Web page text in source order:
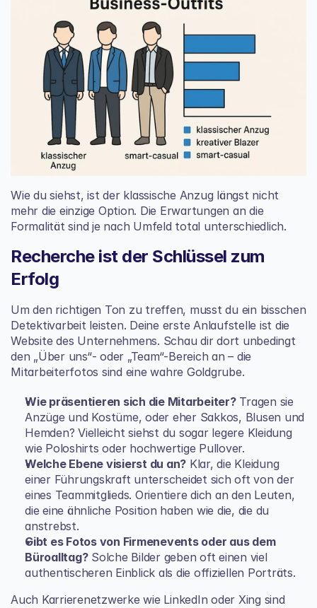
Wie du siehst, ist der klassische Anzug längst nicht
mehr die einzige Option. Die Erwartungen an die
Formalität sind je nach Umfeld total unterschiedlich.
Recherche ist der Schlüssel zum
Erfolg
Um den richtigen Ton zu treffen, musst du ein bisschen
Detektivarbeit leisten. Deine erste Anlaufstelle ist die
Website des Unternehmens. Schau dir dort unbedingt
den „Über uns“- oder „Team“-Bereich an – die
Mitarbeiterfotos sind eine wahre Goldgrube.
Wie präsentieren sich die Mitarbeiter? Tragen sie
Anzüge und Kostüme, oder eher Sakkos, Blusen und
Hemden? Vielleicht siehst du sogar legere Kleidung
wie Poloshirts oder hochwertige Pullover.
Welche Ebene visierst du an? Klar, die Kleidung
einer Führungskraft unterscheidet sich oft von der
eines Teammitglieds. Orientiere dich an den Leuten,
die eine ähnliche Position haben wie die, die du
anstrebst.
Gibt es Fotos von Firmenevents oder aus dem
Büroalltag? Solche Bilder geben oft einen viel
authentischeren Einblick als die offiziellen Porträts.
Auch Karrierenetzwerke wie LinkedIn oder Xing sind